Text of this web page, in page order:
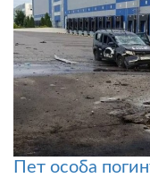
Пет особа